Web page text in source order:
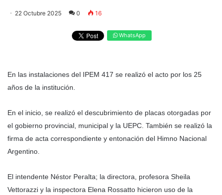
22 Octubre 2025 0 16
WhatsApp
En las instalaciones del IPEM 417 se realizó el acto por los 25
años de la institución.
En el inicio, se realizó el descubrimiento de placas otorgadas por
el gobierno provincial, municipal y la UEPC. También se realizó la
firma de acta correspondiente y entonación del Himno Nacional
Argentino.
El intendente Néstor Peralta; la directora, profesora Sheila
Vettorazzi y la inspectora Elena Rossatto hicieron uso de la